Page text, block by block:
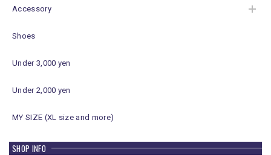
Accessory
Shoes
Under 3,000 yen
Under 2,000 yen
MY SIZE (XL size and more)
SHOP INFO